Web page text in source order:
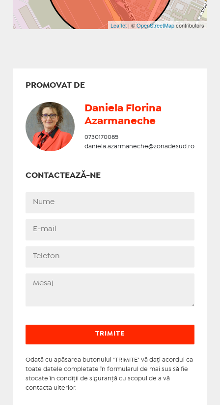
Leaflet | ©OpenStreetMapcontributors
PROMOVAT DE
Daniela Florina
Azarmaneche
0730170085
daniela.azarmaneche@zonadesud.ro
CONTACTEAZĂ-NE
Odată cu apăsarea butonului "TRIMITE" vă daţi acordul ca
toate datele completate în formularul de mai sus să fie
stocate în condiţii de siguranţă cu scopul de a vă
contacta ulterior.